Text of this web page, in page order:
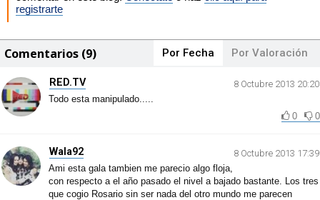
registrarte
Comentarios (9) Por Fecha Por Valoración
RED.TV
8 Octubre 2013 20:20
Todo esta manipulado.....
0
0
Wala92
8 Octubre 2013 17:39
Ami esta gala tambien me parecio algo floja,
con respecto a el año pasado el nivel a bajado bastante. Los tres
que cogio Rosario sin ser nada del otro mundo me parecen